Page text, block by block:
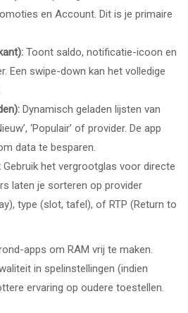
en Account. Dit is je primaire
Toont saldo, notificatie-icoon en
Een swipe-down kan het volledige
Dynamisch geladen lijsten van
‘Populair’ of provider. De app
data te besparen.
Gebruik het vergrootglas voor directe
laten je sorteren op provider
type (slot, tafel), of RTP (Return to
apps om RAM vrij te maken.
in spelinstellingen (indien
ervaring op oudere toestellen.